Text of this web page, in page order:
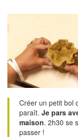
Créer un petit bol
paraît. Je pars
maison. 2h30 se
passer !